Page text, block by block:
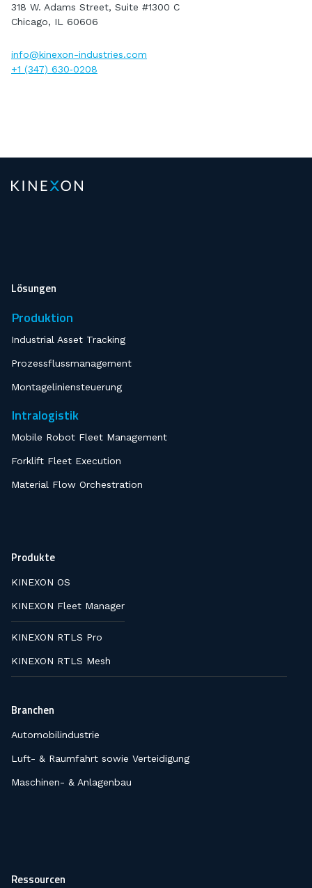
318 W. Adams Street, Suite #1300 C
Chicago, IL 60606
info@​kinexon-​industries.​com
+1 (347) 630‑0208
Lösungen
Produktion
Industrial Asset Tracking
Prozessflussmanagement
Montageliniensteuerung
Intralogistik
Mobile Robot Fleet Management
Forklift Fleet Execution
Material Flow Orchestration
Produkte
KINEXON OS
KINEXON Fleet Manager
KINEXON RTLS Pro
KINEXON RTLS Mesh
Branchen
Automobilindustrie
Luft- & Raumfahrt sowie Verteidigung
Maschinen- & Anlagenbau
Ressourcen